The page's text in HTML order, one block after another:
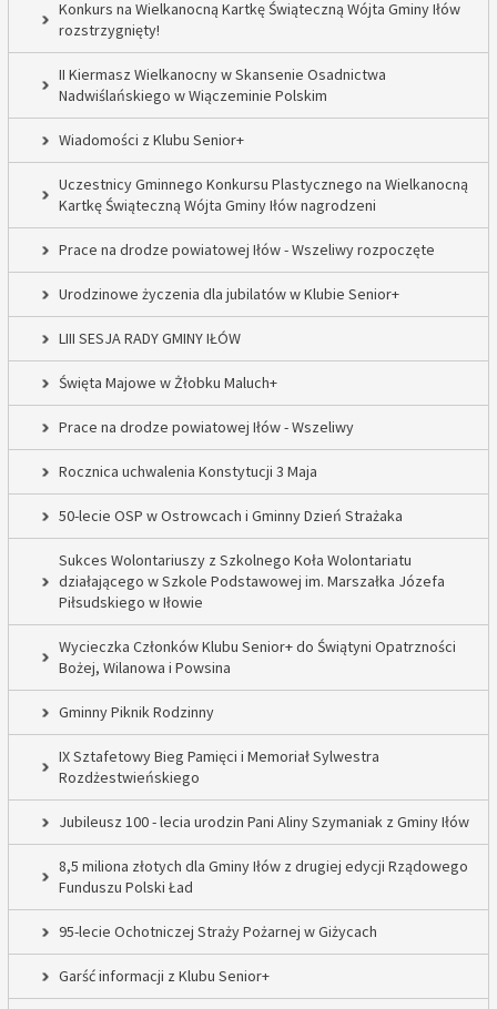
Konkurs na Wielkanocną Kartkę Świąteczną Wójta Gminy Iłów
rozstrzygnięty!
II Kiermasz Wielkanocny w Skansenie Osadnictwa
Nadwiślańskiego w Wiączeminie Polskim
Wiadomości z Klubu Senior+
Uczestnicy Gminnego Konkursu Plastycznego na Wielkanocną
Kartkę Świąteczną Wójta Gminy Iłów nagrodzeni
Prace na drodze powiatowej Iłów - Wszeliwy rozpoczęte
Urodzinowe życzenia dla jubilatów w Klubie Senior+
LIII SESJA RADY GMINY IŁÓW
Święta Majowe w Żłobku Maluch+
Prace na drodze powiatowej Iłów - Wszeliwy
Rocznica uchwalenia Konstytucji 3 Maja
50-lecie OSP w Ostrowcach i Gminny Dzień Strażaka
Sukces Wolontariuszy z Szkolnego Koła Wolontariatu
działającego w Szkole Podstawowej im. Marszałka Józefa
Piłsudskiego w Iłowie
Wycieczka Członków Klubu Senior+ do Świątyni Opatrzności
Bożej, Wilanowa i Powsina
Gminny Piknik Rodzinny
IX Sztafetowy Bieg Pamięci i Memoriał Sylwestra
Rozdżestwieńskiego
Jubileusz 100 - lecia urodzin Pani Aliny Szymaniak z Gminy Iłów
8,5 miliona złotych dla Gminy Iłów z drugiej edycji Rządowego
Funduszu Polski Ład
95-lecie Ochotniczej Straży Pożarnej w Giżycach
Garść informacji z Klubu Senior+